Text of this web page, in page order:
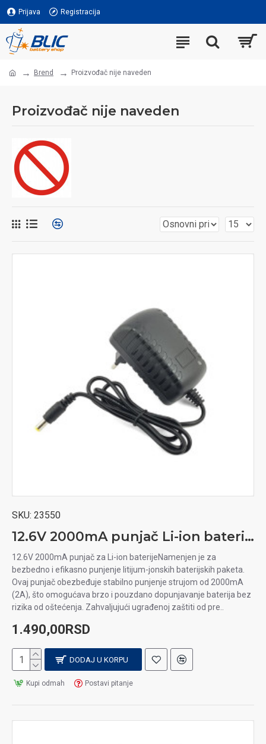
Prijava Registracija
Brend Proizvođač nije naveden
Proizvođač nije naveden
SKU: 23550
12.6V 2000mA punjač Li-ion baterija
12.6V 2000mA punjač za Li-ion baterijeNamenjen je za
bezbedno i efikasno punjenje litijum-jonskih baterijskih paketa.
Ovaj punjač obezbeđuje stabilno punjenje strujom od 2000mA
(2A), što omogućava brzo i pouzdano dopunjavanje baterija bez
rizika od oštećenja. Zahvaljujući ugrađenoj zaštiti od pre..
1.490,00RSD
DODAJ U KORPU
Kupi odmah Postavi pitanje